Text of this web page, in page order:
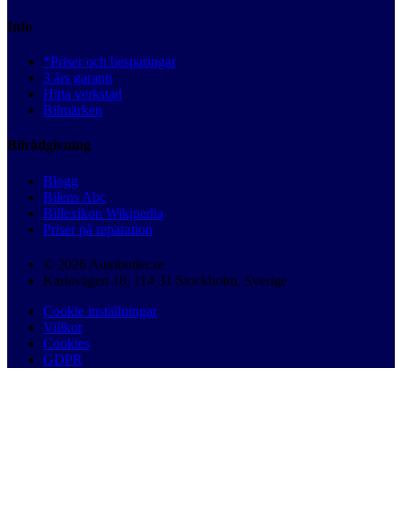
Info
*Priser och besparingar
3 års garanti
Hitta verkstad
Bilmärken
Bilrådgivning
Blogg
Bilens Abc
Billexikon Wikipedia
Priser på reparation
© 2026 Autobutler.se
Karlavägen 18, 114 31 Stockholm, Sverige
Cookie inställningar
Villkor
Cookies
GDPR